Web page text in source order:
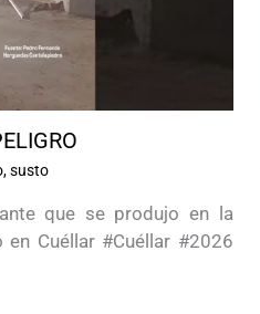
,susto
que se produjo en la
Cuéllar #Cuéllar #2026